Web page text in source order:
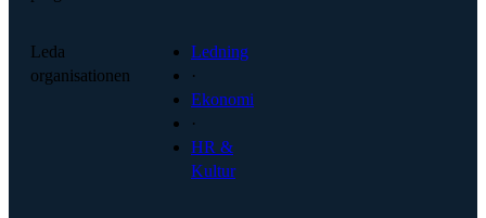
Leda
organisationen
Ledning
·
Ekonomi
·
HR &
Kultur